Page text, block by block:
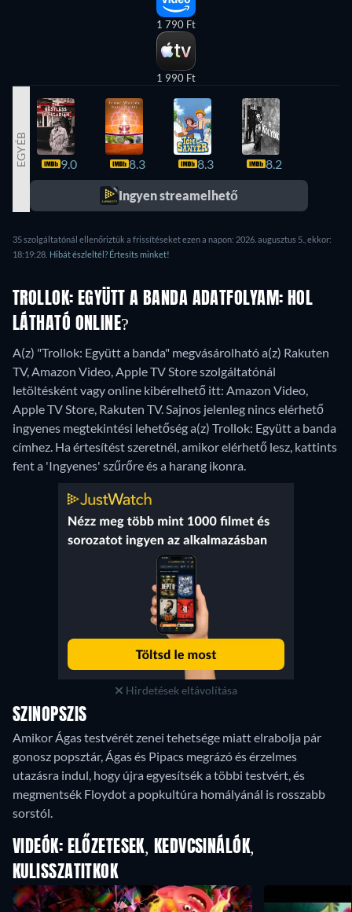
1 790 Ft
1 990 Ft
EGYÉB 9.0 8.3 8.3 8.2
Ingyen streamelhető
35 szolgáltatónál ellenőriztük a frissítéseket ezen a napon: 2026. augusztus 5., ekkor:
18:19:28. Hibát észleltél? Értesíts minket!
TROLLOK: EGYÜTT A BANDA ADATFOLYAM: HOL
LÁTHATÓ ONLINE?
A(z) "Trollok: Együtt a banda" megvásárolható a(z) Rakuten
TV, Amazon Video, Apple TV Store szolgáltatónál
letöltésként vagy online kibérelhető itt: Amazon Video,
Apple TV Store, Rakuten TV.Sajnos jelenleg nincs elérhető
ingyenes megtekintési lehetőség a(z) Trollok: Együtt a banda
címhez. Ha értesítést szeretnél, amikor elérhető lesz, kattints
fent a 'Ingyenes' szűrőre és a harang ikonra.
Hirdetések eltávolítása
SZINOPSZIS
Amikor Ágas testvérét zenei tehetsége miatt elrabolja pár
gonosz popsztár, Ágas és Pipacs megrázó és érzelmes
utazásra indul, hogy újra egyesítsék a többi testvért, és
megmentsék Floydot a popkultúra homályánál is rosszabb
sorstól.
VIDEÓK: ELŐZETESEK, KEDVCSINÁLÓK,
KULISSZATITKOK